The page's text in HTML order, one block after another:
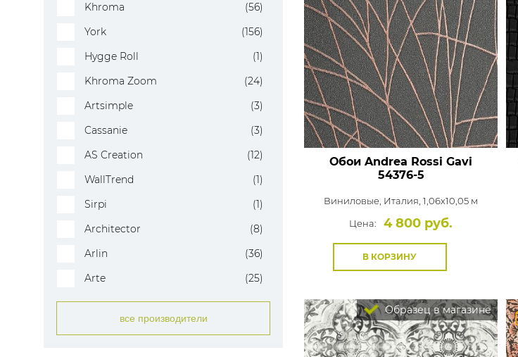
Khroma
(56)
York
(156)
Hygge Roll
(1)
Khroma Zoom
(24)
Artsimple
(3)
Cassanie
(3)
AS Creation
(12)
WallTrend
(1)
Sirpi
(1)
Architector
(8)
Arlin
(36)
Arte
(25)
все производители
Обои Andrea Rossi Gavi
54376-5
Виниловые, Италия, 1,06x10,05 м
Цена:
4 800 руб.
В КОРЗИНУ
Образец в магазине